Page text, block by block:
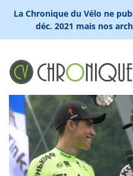
La Chronique du Vélo ne
déc. 2021 mais nos